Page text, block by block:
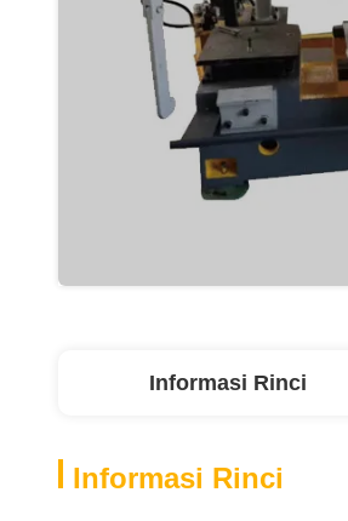
Informasi Rinci
Informasi Rinci